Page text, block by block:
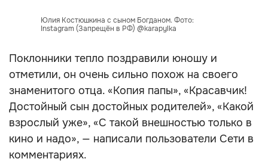
Юлия Костюшкина с сыном Богданом. Фото:
Instagram (Запрещён в РФ) @karapylka
Поклонники тепло поздравили юношу и
отметили, он очень сильно похож на своего
знаменитого отца. «Копия папы», «Красавчик!
Достойный сын достойных родителей», «Какой
взрослый уже», «С такой внешностью только в
кино и надо», — написали пользователи Сети в
комментариях.